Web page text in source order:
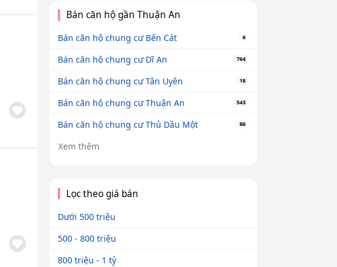
Bán căn hộ gần Thuận An
Bán căn hộ chung cư Bến Cát 6
Bán căn hộ chung cư Dĩ An 764
Bán căn hộ chung cư Tân Uyên 18
Bán căn hộ chung cư Thuận An 543
Bán căn hộ chung cư Thủ Dầu Một 86
Xem thêm
Lọc theo giá bán
Dưới 500 triệu
500 - 800 triệu
800 triệu - 1 tỷ